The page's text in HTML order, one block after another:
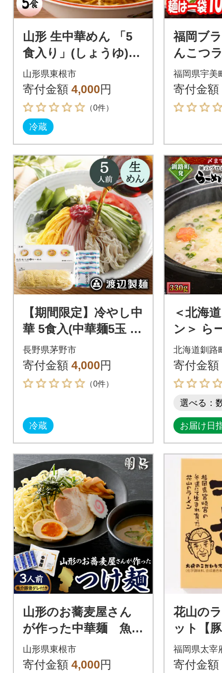
山形 生中華めん 「5
食入り」(しょうゆ)東
根市 神町食品提供 ラ
ーメン hi095-012-1
山形県東根市
寄付金額 4,000円
（0件）
冷蔵
福岡ブ
んこつ
4種類の
岡産ス
G)(宇美
福岡県宇美
寄付金額
【期間限定】冷やし中
華 5食入(中華麺5玉 ス
ープ5袋)夏季限定 生
めん 冷蔵 製麺所工場
より直送
長野県茅野市
寄付金額 4,000円
（0件）
冷蔵
＜北海
ン＞ ら
れだぁ
北海道釧路
寄付金額
選べる：
お届け日
山形のお蕎麦屋さん
が作った中華麺 魚介
豚骨ダレ付き 山形県
東根市 hi078-004
山形県東根市
寄付金額 4,000円
花山の
ット【
ン】(太
福岡県太宰
寄付金額